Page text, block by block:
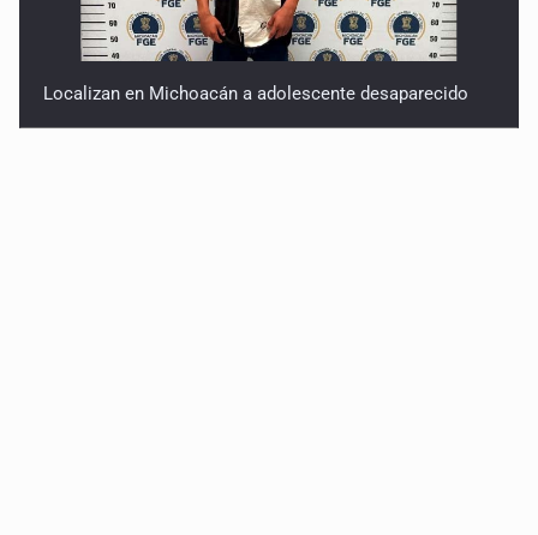
Localizan en Michoacán a adolescente desaparecido